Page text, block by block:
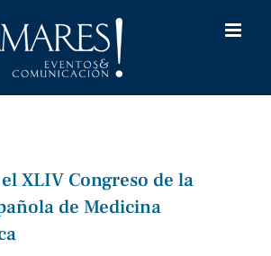
XLIV Congreso de la
de Medicina